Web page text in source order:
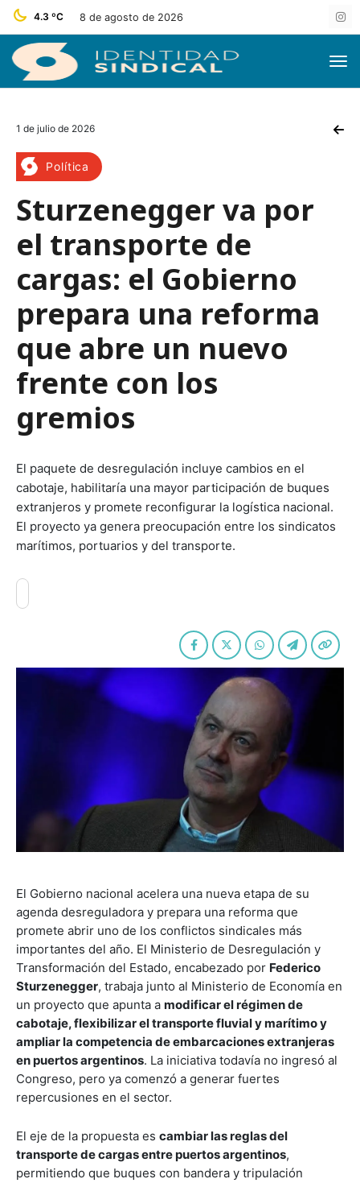
4.3 ºC 8 de agosto de 2026
1 de julio de 2026
Política
Sturzenegger va por
el transporte de
cargas: el Gobierno
prepara una reforma
que abre un nuevo
frente con los
gremios
El paquete de desregulación incluye cambios en el
cabotaje, habilitaría una mayor participación de buques
extranjeros y promete reconfigurar la logística nacional.
El proyecto ya genera preocupación entre los sindicatos
marítimos, portuarios y del transporte.
El Gobierno nacional acelera una nueva etapa de su
agenda desreguladora y prepara una reforma que
promete abrir uno de los conflictos sindicales más
importantes del año. El Ministerio de Desregulación y
Transformación del Estado, encabezado por Federico
Sturzenegger, trabaja junto al Ministerio de Economía en
un proyecto que apunta a modificar el régimen de
cabotaje, flexibilizar el transporte fluvial y marítimo y
ampliar la competencia de embarcaciones extranjeras
en puertos argentinos. La iniciativa todavía no ingresó al
Congreso, pero ya comenzó a generar fuertes
repercusiones en el sector.
El eje de la propuesta es cambiar las reglas del
transporte de cargas entre puertos argentinos,
permitiendo que buques con bandera y tripulación